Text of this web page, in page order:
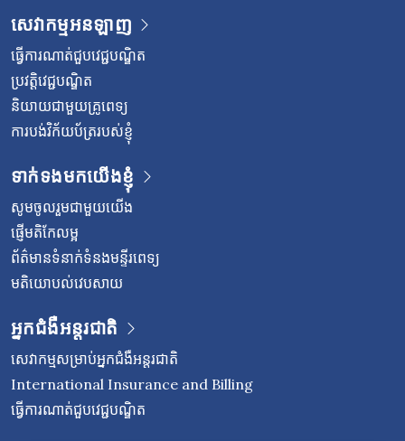
សេវាកម្មអនឡាញ
ធ្វើការណាត់ជួបវេជ្ជបណ្ឌិត
ប្រវត្តិវេជ្ជបណ្ឌិត
និយាយជាមួយគ្រូពេទ្យ
ការបង់វិក័យប័ត្ររបស់ខ្ញុំ
ទាក់ទងមកយើងខ្ញុំ
សូមចូលរួមជាមួយយើង
ផ្ញើមតិកែលម្អ
ព័ត៌មានទំនាក់ទំនងមន្ទីរពេទ្យ
មតិយោបល់វេបសាយ
អ្នកជំងឺអន្តរជាតិ
សេវាកម្មសម្រាប់អ្នកជំងឺអន្តរជាតិ
International Insurance and Billing
ធ្វើការណាត់ជួបវេជ្ជបណ្ឌិត